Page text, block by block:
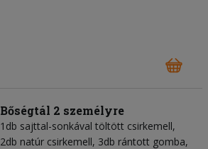
Bőségtál 2 személyre
1db sajttal-sonkával töltött csirkemell,
2db natúr csirkemell, 3db rántott gomba,